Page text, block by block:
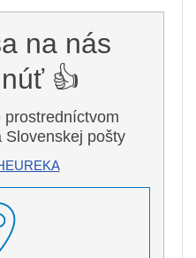
na nás
👍
prostredníctvom
Slovenskej pošty